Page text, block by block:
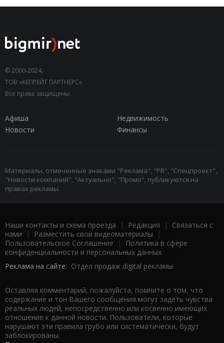
© 2000-2024,
ТОВ «КЕПРЕЙТ ПАРТНЕРС».
Все права защищены.
Афиша
Недвижимость
Новости
Финансы
Материалы, отмеченные знаками "Реклама", "PR", "Спецпроект",
"Новости компаний", "Актуально", "Промо", публикуются на
правах рекламы.
Наши контакты и схема проезда | Редакция | Связаться с
нами | Разместить свои видеоматериалы |
Пользовательское Соглашение |
Политика в сфере
конфиденциальности и персональных данных
Реклама на сайте: Отдел продаж digital рекламы
Оставляя комментарий, пожалуйста, помните о том, что
содержание и тон Вашего сообщения могут задеть чувства
реальных людей, непосредственно или косвенно имеющих
отношение к данной новости. Пользователи, которые
нарушают эти правила грубо или систематически, будут
заблокированы.